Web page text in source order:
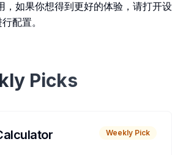
，如果你想得到更好的体验，请打开设
配置。
Picks
Weekly Pick